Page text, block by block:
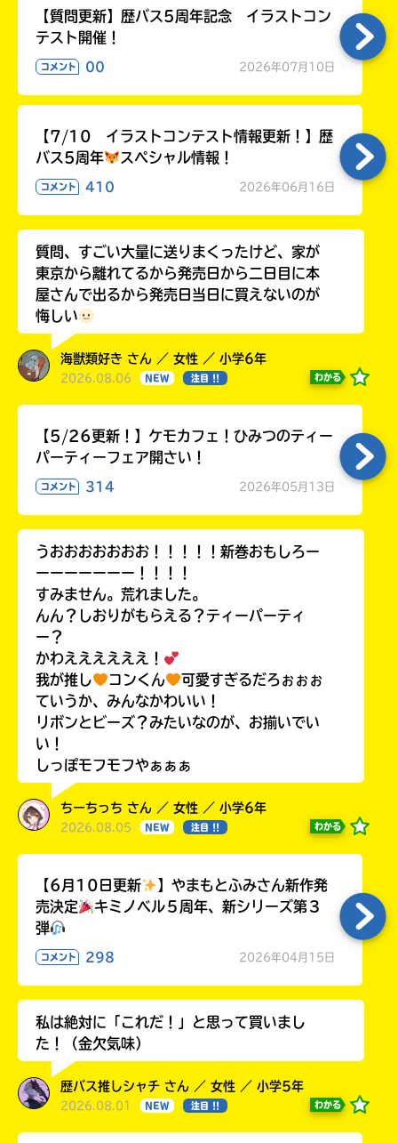
【質問更新】歴バス5周年記念 イラストコン
テスト開催！
コメント 00 2026年07月10日
【7/10 イラストコンテスト情報更新！】歴
バス5周年
スペシャル情報！
コメント 410 2026年06月16日
質問、すごい大量に送りまくったけど、家が
東京から離れてるから発売日から二日目に本
屋さんで出るから発売日当日に買えないのが
悔しい
海獣類好き さん ／ 女性 ／ 小学6年
2026.08.06 NEW 注目 !! わかる
【5/26更新！】ケモカフェ！ひみつのティー
パーティーフェア開さい！
コメント 314 2026年05月13日
うおおおおおおお！！！！！新巻おもしろー
ーーーーーーー！！！！
すみません。荒れました。
んん？しおりがもらえる？ティーパーティ
ー？
かわええええええ！
我が推し
コンくん
可愛すぎるだろぉぉぉ
ていうか、みんなかわいい！
リボンとビーズ？みたいなのが、お揃いでい
い！
しっぽモフモフやぁぁぁ
ちーちっち さん ／ 女性 ／ 小学6年
2026.08.05 NEW 注目 !! わかる
【6月10日更新
】やまもとふみさん新作発
売決定
キミノベル５周年、新シリーズ第３
弾
コメント 298 2026年04月15日
私は絶対に「これだ！」と思って買いまし
た！（金欠気味）
歴バス推しシャチ さん ／ 女性 ／ 小学5年
2026.08.01 NEW 注目 !! わかる